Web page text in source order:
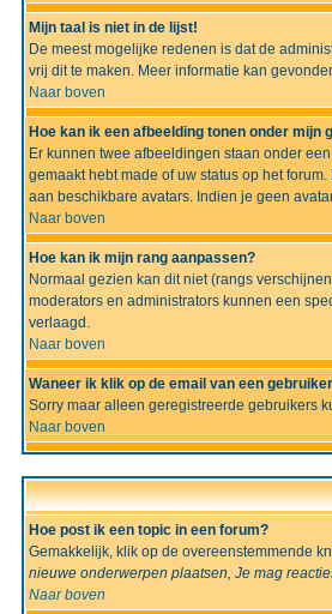
Mijn taal is niet in de lijst!
De meest mogelijke redenen is dat de
vrij dit te maken. Meer informatie kan
Naar boven
Hoe kan ik een afbeelding tonen onder mijn
Er kunnen twee afbeeldingen staan onder
gemaakt hebt made of uw status op het
aan beschikbare avatars. Indien je geen
Naar boven
Hoe kan ik mijn rang aanpassen?
Normaal gezien kan dit niet (rangs
moderators en administrators kunnen een
verlaagd.
Naar boven
Waneer ik klik op de email van een
Sorry maar alleen geregistreerde gebruikers
Naar boven
Hoe post ik een topic in een forum?
Gemakkelijk, klik op de overeenstemmende
nieuwe onderwerpen plaatsen, Je mag
Naar boven